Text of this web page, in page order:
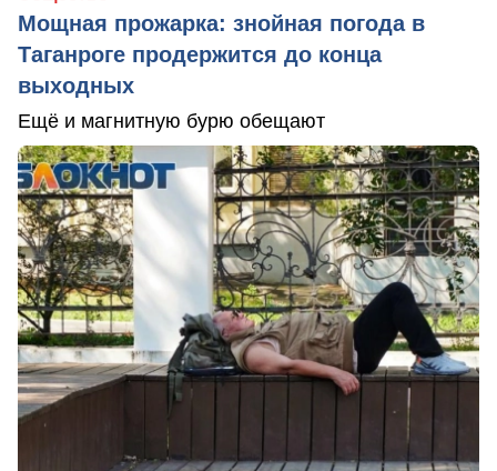
Мощная прожарка: знойная погода в
Таганроге продержится до конца
выходных
Ещё и магнитную бурю обещают